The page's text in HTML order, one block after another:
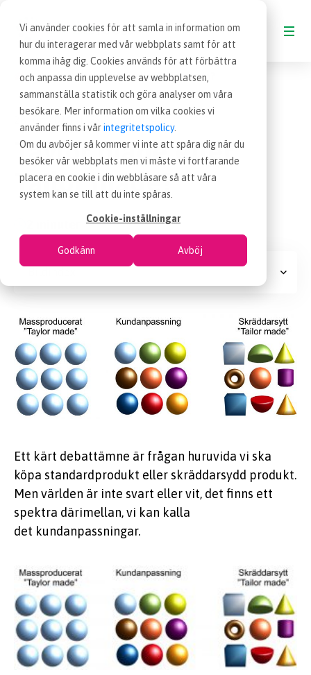
Vi använder cookies för att samla in information om
hur du interagerar med vår webbplats samt för att
komma ihåg dig. Cookies används för att förbättra
och anpassa din upplevelse av webbplatsen,
sammanställa statistik och göra analyser om våra
besökare. Mer information om vilka cookies vi
använder finns i vårintegritetspolicy.
Om du avböjer så kommer vi inte att spåra dig när du
besöker vår webbplats men vi måste vi fortfarande
placera en cookie i din webbläsare så att våra
system kan se till att du inte spåras.
Cookie-inställningar
Godkänn Avböj
BLOGG
VAD ÄR INKÖP
OM EFFSO TOOLS
TERMINOLOGI
Blogg Taylor made eller Tailor made?
Taylor made eller
Tailor made?
Ett kärt debattämne är frågan huruvida vi ska
köpa standardprodukt eller skräddarsydd produkt.
Men världen är inte svart eller vit, det finns ett
spektra därimellan, vi kan kalla
det kundanpassningar.